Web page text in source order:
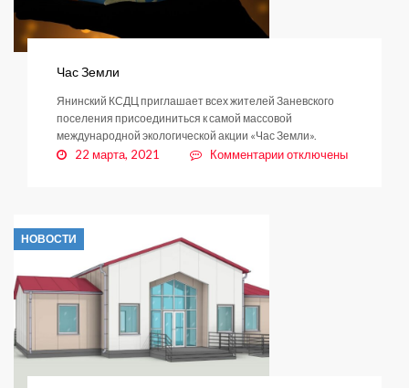
Час Земли
Янинский КСДЦ приглашает всех жителей Заневского
поселения присоединиться к самой массовой
международной экологической акции «Час Земли».
22 марта, 2021 Комментариикотключены
НОВОСТИ